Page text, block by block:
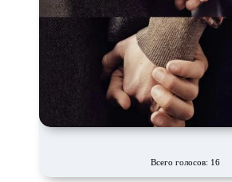
Всего голосов: 16